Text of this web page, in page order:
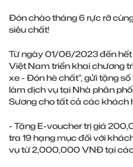
Đón chào tháng 6 rực rỡ
siêu chất!
Từ ngày 01/06/2023 đến
Việt Nam triển khai chương
xe - Đón hè chất”, gửi tặng
làm dịch vụ tại Nhà phân
Sương cho tất cả các khách
- Tặng E-voucher trị giá
tra 19 hạng mục đối với
vụ từ 2,000,000 VNĐ tại